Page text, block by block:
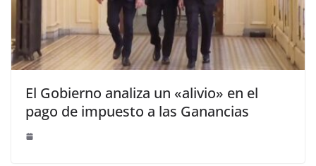
El Gobierno analiza un «alivio» en el
pago de impuesto a las Ganancias